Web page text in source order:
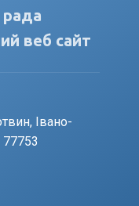
рада
веб сайт
Івано-
77753